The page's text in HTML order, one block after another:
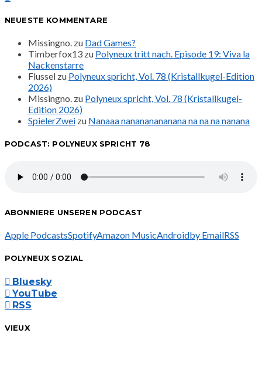
NEUESTE KOMMENTARE
Missingno. zu Dad Games?
Timberfox13 zu Polyneux tritt nach. Episode 19: Viva la
Nackenstarre
Flussel zu Polyneux spricht, Vol. 78 (Kristallkugel-Edition
2026)
Missingno. zu Polyneux spricht, Vol. 78 (Kristallkugel-
Edition 2026)
SpielerZwei zu Nanaaa nanananananana na na na nanana
PODCAST: POLYNEUX SPRICHT 78
ABONNIERE UNSEREN PODCAST
Apple PodcastsSpotifyAmazon MusicAndroidby EmailRSS
POLYNEUX SOZIAL
Bluesky
YouTube
RSS
VIEUX